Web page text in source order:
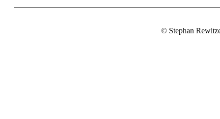
© Stephan